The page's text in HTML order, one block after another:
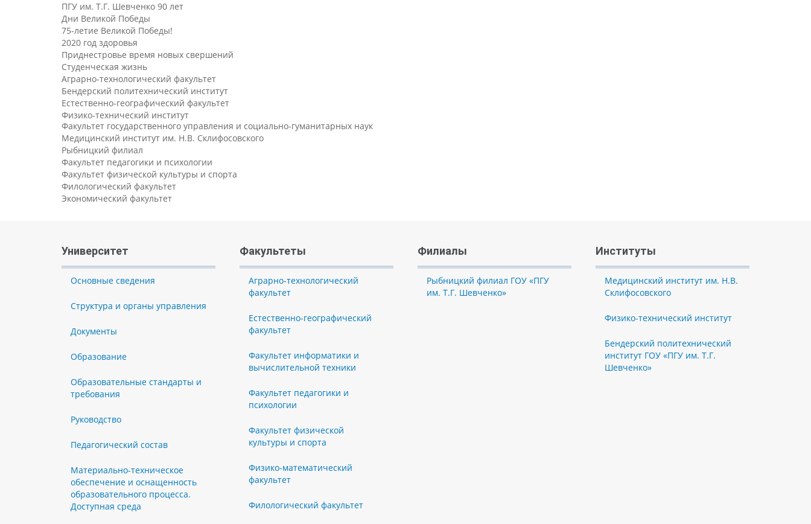
ПГУ им. Т.Г. Шевченко 90 лет
Дни Великой Победы
75-летие Великой Победы!
2020 год здоровья
Приднестровье время новых свершений
Студенческая жизнь
Аграрно-технологический факультет
Бендерский политехнический институт
Естественно-географический факультет
Физико-технический институт
Факультет государственного управления и социально-гуманитарных наук
Медицинский институт им. Н.В. Склифосовского
Рыбницкий филиал
Факультет педагогики и психологии
Факультет физической культуры и спорта
Филологический факультет
Экономический факультет
Университет
Основные сведения
Структура и органы управления
Документы
Образование
Образовательные стандарты и
требования
Руководство
Педагогический состав
Материально-техническое
обеспечение и оснащенность
образовательного процесса.
Доступная среда
Факультеты
Аграрно-технологический
факультет
Естественно-географический
факультет
Факультет информатики и
вычислительной техники
Факультет педагогики и
психологии
Факультет физической
культуры и спорта
Физико-математический
факультет
Филологический факультет
Филиалы
Рыбницкий филиал ГОУ «ПГУ
им. Т.Г. Шевченко»
Институты
Медицинский институт им. Н.В.
Склифосовского
Физико-технический институт
Бендерский политехнический
институт ГОУ «ПГУ им. Т.Г.
Шевченко»